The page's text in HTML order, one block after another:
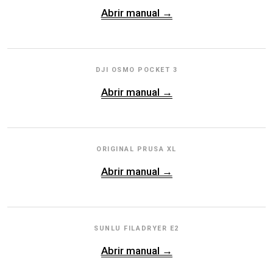
Abrir manual →
DJI OSMO POCKET 3
Abrir manual →
ORIGINAL PRUSA XL
Abrir manual →
SUNLU FILADRYER E2
Abrir manual →